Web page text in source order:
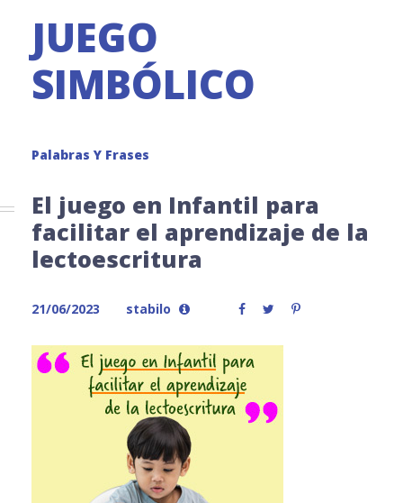
JUEGO
SIMBÓLICO
Palabras Y Frases
El juego en Infantil para
facilitar el aprendizaje de la
lectoescritura
21/06/2023 stabilo